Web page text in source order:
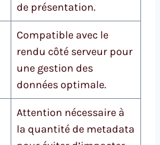
de présentation.
Compatible avec le
rendu côté serveur pour
une gestion des
données optimale.
Attention nécessaire à
la quantité de metadata